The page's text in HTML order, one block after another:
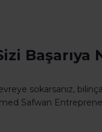
Başarıya
sokarsanız,
Safwan